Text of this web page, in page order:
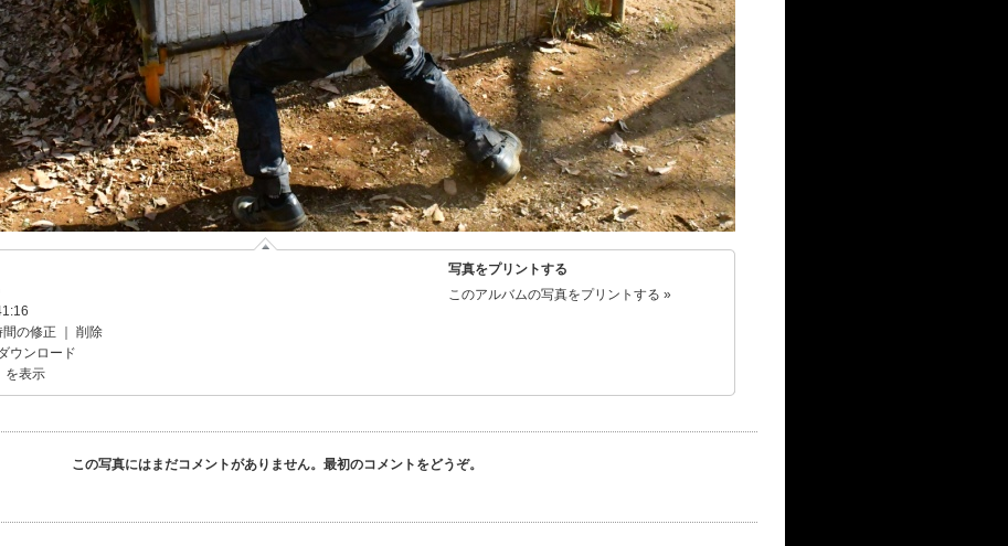
間の修正
削除
ウンロード
を表示
写真をプリントする
このアルバムの写真をプリントする »
この写真にはまだコメントがありません。最初のコメントをどうぞ。